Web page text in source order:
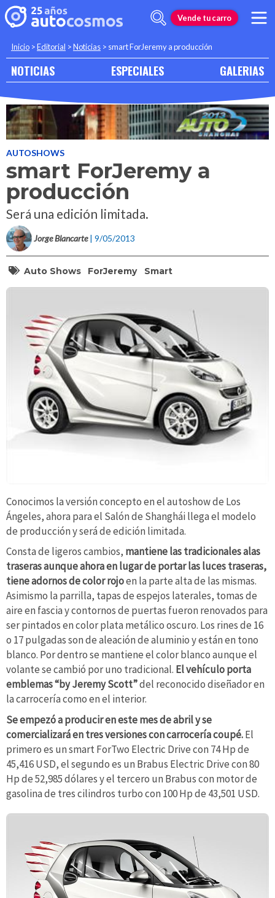
Vende tu carro
Inicio >Editorial >Noticias > smart ForJeremy a producción
NOTICIAS ESPECIALES GALERIAS
AUTOSHOWS
smart ForJeremy a
producción
Será una edición limitada.
Jorge Blancarte | 9/05/2013
Auto Shows ForJeremy Smart
Conocimos la versión concepto en el autoshow de Los
Ángeles, ahora para el Salón de Shanghái llega el modelo
de producción y será de edición limitada.
Consta de ligeros cambios, mantiene las tradicionales alas
traseras aunque ahora en lugar de portar las luces traseras,
tiene adornos de color rojoen la parte alta de las mismas.
Asimismo la parrilla, tapas de espejos laterales, tomas de
aire en fascia y contornos de puertas fueron renovados para
ser pintados en color plata metálico oscuro. Los rines de 16
o 17 pulgadas son de aleación de aluminio y están en tono
blanco. Por dentro se mantiene el color blanco aunque el
volante se cambió por uno tradicional. El vehículo porta
emblemas “by Jeremy Scott”del reconocido diseñador en
la carrocería como en el interior.
Se empezó a producir en este mes de abril y se
comercializará en tres versiones con carrocería coupé.El
primero es un smart ForTwo Electric Drive con 74 Hp de
45,416 USD, el segundo es un Brabus Electric Drive con 80
Hp de 52,985 dólares y el tercero un Brabus con motor de
gasolina de tres cilindros turbo con 100 Hp de 43,501 USD.